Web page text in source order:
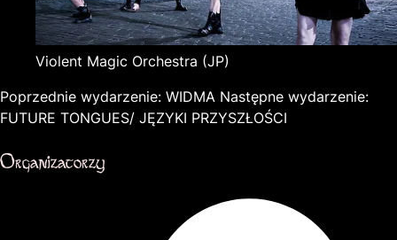
Violent Magic Orchestra (JP)
Poprzednie wydarzenie: WIDMA Następne wydarzenie:
FUTURE TONGUES/ JĘZYKI PRZYSZŁOŚCI
Organizatorzy